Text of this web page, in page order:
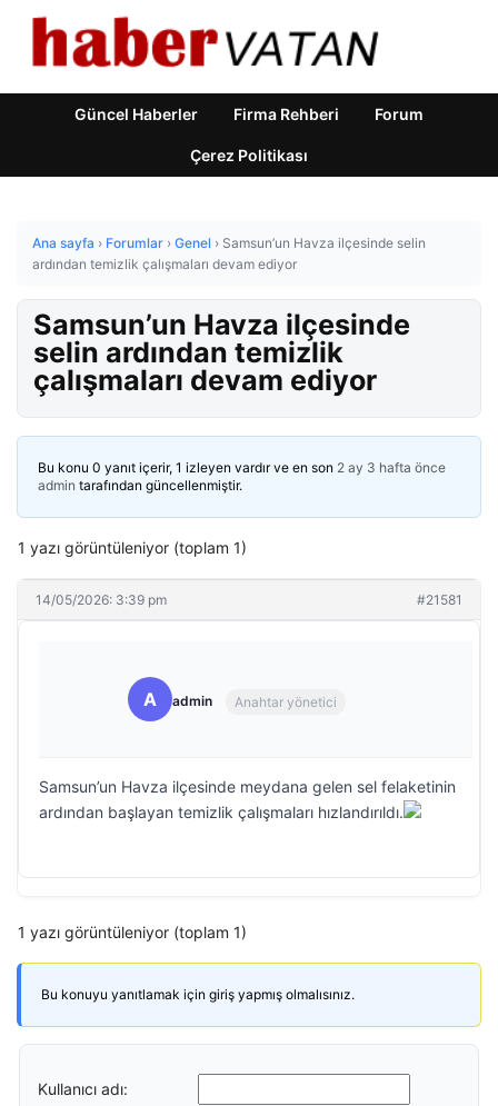
Güncel Haberler Firma Rehberi Forum
Çerez Politikası
Ana sayfa › Forumlar › Genel › Samsun’un Havza ilçesinde selin
ardından temizlik çalışmaları devam ediyor
Samsun’un Havza ilçesinde
selin ardından temizlik
çalışmaları devam ediyor
Bu konu 0 yanıt içerir, 1 izleyen vardır ve en son 2 ay 3 hafta önce
admin tarafından güncellenmiştir.
1 yazı görüntüleniyor (toplam 1)
14/05/2026: 3:39 pm #21581
A admin Anahtar yönetici
Samsun’un Havza ilçesinde meydana gelen sel felaketinin
ardından başlayan temizlik çalışmaları hızlandırıldı.
1 yazı görüntüleniyor (toplam 1)
Bu konuyu yanıtlamak için giriş yapmış olmalısınız.
Kullanıcı adı: